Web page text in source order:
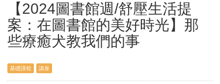
【2024圖書館週/舒壓生活提
案：在圖書館的美好時光】那
些療癒犬教我們的事
基礎課程 講座